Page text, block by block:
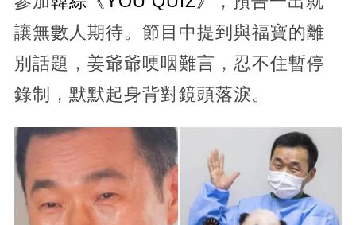
讓無數人期待。節目中提到與福寶的離
別話題，姜爺爺哽咽難言，忍不住暫停
錄制，默默起身背對鏡頭落淚。